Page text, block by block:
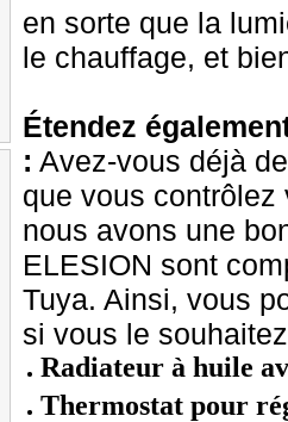
en sorte que la
le chauffage, et
Étendez
: Avez-vous déjà
que vous
nous avons une
ELESION sont
Tuya. Ainsi, vous
si vous le
Radiateur à huile
Thermostat pour